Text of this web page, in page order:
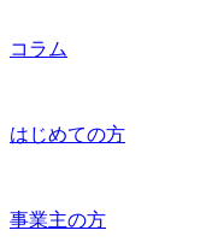
コラム
はじめての方
事業主の方